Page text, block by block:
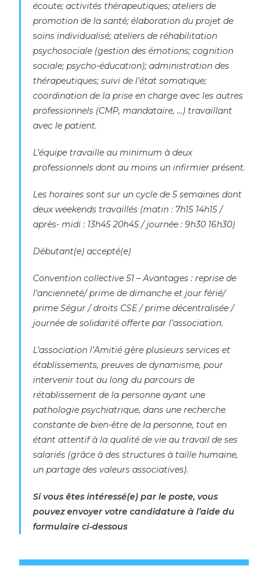
écoute; activités thérapeutiques; ateliers de
promotion de la santé; élaboration du projet de
soins individualisé; ateliers de réhabilitation
psychosociale (gestion des émotions; cognition
sociale; psycho-éducation); administration des
thérapeutiques; suivi de l’état somatique;
coordination de la prise en charge avec les autres
professionnels (CMP, mandataire, …) travaillant
avec le patient.
L’équipe travaille au minimum à deux
professionnels dont au moins un infirmier présent.
Les horaires sont sur un cycle de 5 semaines dont
deux weekends travaillés (matin : 7h15 14h15 /
après- midi : 13h45 20h45 / journée : 9h30 16h30)
Débutant(e) accepté(e)
Convention collective 51 – Avantages : reprise de
l’ancienneté/ prime de dimanche et jour férié/
prime Ségur / droits CSE / prime décentralisée /
journée de solidarité offerte par l’association.
L’association l’Amitié gère plusieurs services et
établissements, preuves de dynamisme, pour
intervenir tout au long du parcours de
rétablissement de la personne ayant une
pathologie psychiatrique, dans une recherche
constante de bien-être de la personne, tout en
étant attentif à la qualité de vie au travail de ses
salariés (grâce à des structures à taille humaine,
un partage des valeurs associatives).
Si vous êtes intéressé(e) par le poste, vous
pouvez envoyer votre candidature à l’aide du
formulaire ci-dessous